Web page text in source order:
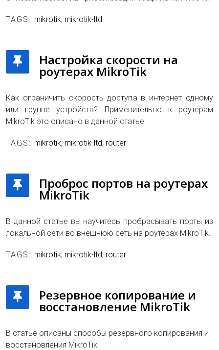
TAGS: mikrotik, mikrotik-ltd
Настройка скорости на
роутерах MikroTik
Как ограничить скорость доступа в интернет одному
или группе устройств? Применительно к роутерам
MikroTik это описано в данной статье.
TAGS: mikrotik, mikrotik-ltd, router
Проброс портов на роутерах
MikroTik
В данной статье вы научитесь пробрасывать порты из
локальной сети во внешнюю сеть на роутерах MikroTik.
TAGS: mikrotik, mikrotik-ltd, router
Резервное копирование и
восстановление MikroTik
В статье описаны способы резервного копирования и
восстановления MikroTik